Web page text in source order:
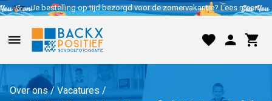
Je bestelling op tijd bezorgd voor de zomervakantie? Lees meer..
Over ons/ Vacatures /